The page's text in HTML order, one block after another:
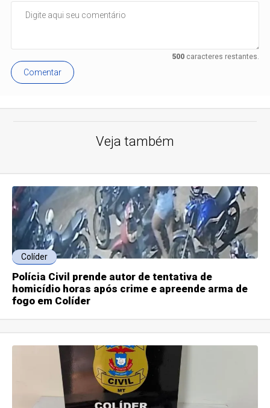
500caracteres restantes.
Comentar
Veja também
Colíder
Polícia Civil prende autor de tentativa de
homicídio horas após crime e apreende arma de
fogo em Colíder